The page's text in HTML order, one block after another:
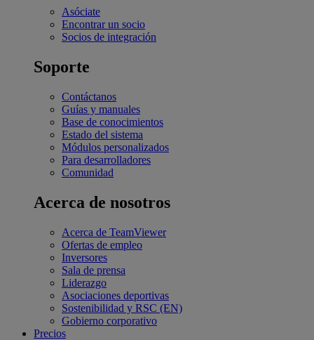
Asóciate
Encontrar un socio
Socios de integración
Soporte
Contáctanos
Guías y manuales
Base de conocimientos
Estado del sistema
Módulos personalizados
Para desarrolladores
Comunidad
Acerca de nosotros
Acerca de TeamViewer
Ofertas de empleo
Inversores
Sala de prensa
Liderazgo
Asociaciones deportivas
Sostenibilidad y RSC (EN)
Gobierno corporativo
Precios